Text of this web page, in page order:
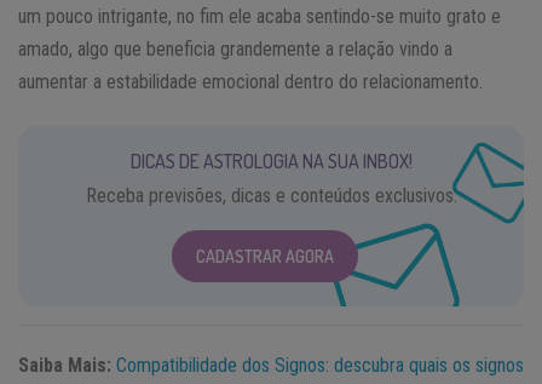
um pouco intrigante, no fim ele acaba sentindo-se muito grato e
amado, algo que beneficia grandemente a relação vindo a
aumentar a estabilidade emocional dentro do relacionamento.
DICAS DE ASTROLOGIA NA SUA INBOX!
Receba previsões, dicas e conteúdos exclusivos.
CADASTRAR AGORA
Saiba Mais: Compatibilidade dos Signos: descubra quais os signos